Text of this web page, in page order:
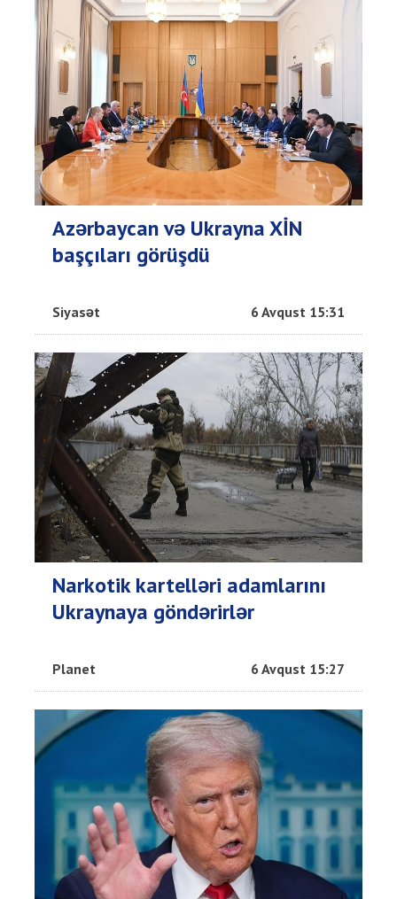
Azərbaycan və Ukrayna XİN
başçıları görüşdü
Siyasət 6 Avqust 15:31
Narkotik kartelləri adamlarını
Ukraynaya göndərirlər
Planet 6 Avqust 15:27